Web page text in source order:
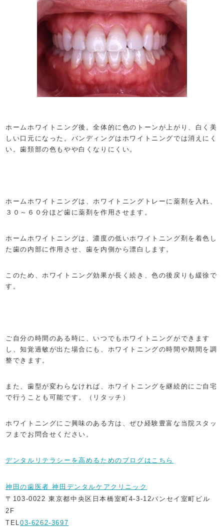
ホームホワイトニング後。全体的に色のトーンが上がり、白く美
しい口元になった。バンディングはホワイトニングでは消えにく
い。歯頚部の色もやや白くなりにくい。
ホームホワイトニングは、ホワイトニングトレーに薬剤を入れ、
３０～６０分ほど歯に薬剤を作用させます。
ホームホワイトニングは、濃度の低いホワイトニング剤を着色し
た歯の内部に作用させ、歯を内側から漂白します。
このため、ホワイトニング効果が長く続き、色の後戻りも緩徐で
す。
ご自分の時間のある時に、いつでもホワイトニングができます
し、知覚過敏が出た場合にも、ホワイトニングの時間や期間を調
整できます。
また、歯型が変わらなければ、ホワイトニングを継続的にご自宅
で行うことも可能です。（リタッチ）
ホワイトニングにご興味のある方は、ぜひ経験豊富な当院スタッ
フまでお問合せください。
デンタルリテラシーを高めるためのブログはこちら
神田の歯医者 神田デンタルケアクリニック
〒103-0022 東京都中央区日本橋室町4-3-12バンセイ室町ビル
2F
TEL03-6262-3697